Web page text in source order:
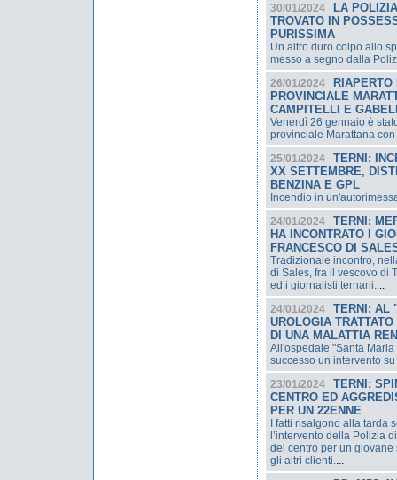
30/01/2024
LA
TROVATO IN
PURISSIMA
Un altro duro colpo allo
messo a segno dalla
26/01/2024
PROVINCIALE
CAMPITELLI E
Venerdì 26 gennaio è
provinciale Marattana
25/01/2024
TERNI:
XX SETTEMBRE,
BENZINA E GPL
Incendio in
24/01/2024
TERNI:
HA INCONTRATO I
FRANCESCO DI
Tradizionale incontro,
di Sales, fra il vescovo di
ed i giornalisti ternani....
24/01/2024
TERNI: AL
UROLOGIA
DI UNA MALATTIA
All'ospedale "Santa
successo un intervento
23/01/2024
TERNI:
CENTRO ED
PER UN 22ENNE
I fatti risalgono alla tarda
l’intervento della Polizia
del centro per un
gli altri clienti....